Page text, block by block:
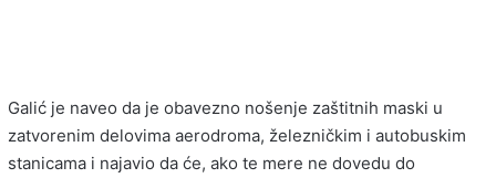
Galić je naveo da je obavezno nošenje zaštitnih maski u
zatvorenim delovima aerodroma, železničkim i autobuskim
stanicama i najavio da će, ako te mere ne dovedu do